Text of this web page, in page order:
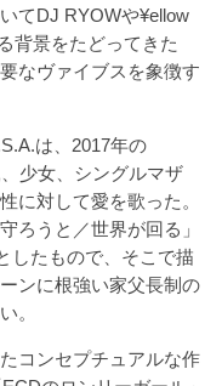
てDJ RYOWや¥ellow
背景をたどってきた
なヴァイブスを象徴す
は、2017年の
少女、シングルマザ
に対して愛を歌った。
ろうと／世界が回る」
したもので、そこで描
ンに根強い家父長制の
。
コンセプチュアルな作